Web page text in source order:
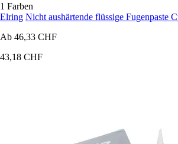
1 Farben
Elring Nicht aushärtende flüssige Fugenpaste
Ab 46,33 CHF
43,18 CHF